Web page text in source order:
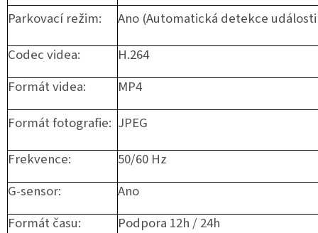
Parkovací režim:
Ano (Automatická detekce
Codec videa:
H.264
Formát videa:
MP4
Formát fotografie: JPEG
Frekvence:
50/60 Hz
G-sensor:
Ano
Formát času:
Podpora 12h / 24h